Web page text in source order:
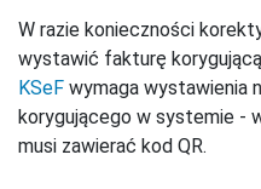
W razie konieczności
wystawić fakturę korygującą
KSeF wymaga wystawienia
korygującego w systemie -
musi zawierać kod QR.